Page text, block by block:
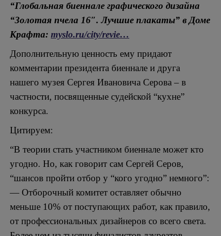
“Глобальная биеннале графического дизайна
“Золотая пчела 16″. Лучшие плакаты” в Доме
Крафта: myslo.ru/city/revie…
Дополнительную ценность ему придают
комментарии президента биеннале и друга
нашего музея Сергея Ивановича Серова – в
частности, посвященные судейской “кухне”
конкурса.
Цитируем:
“В теории стать участником биеннале может кто
угодно. Но, как говорит сам Сергей Серов,
“шансов пройти отбор у “кого угодно” немного”:
— Отборочный комитет оставляет обычно
меньше 10% от поступающих работ, как правило,
от профессиональных дизайнеров со всего света.